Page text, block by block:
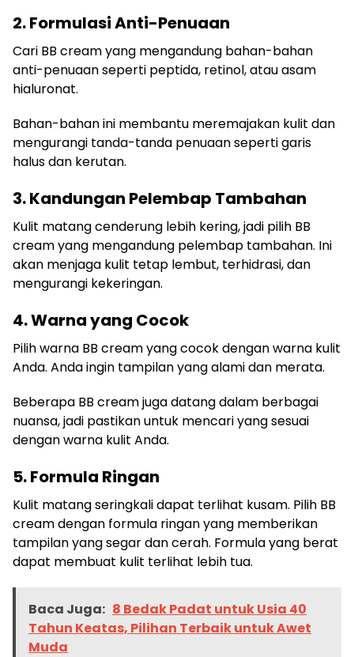
2. Formulasi Anti-Penuaan
Cari BB cream yang mengandung bahan-bahan
anti-penuaan seperti peptida, retinol, atau asam
hialuronat.
Bahan-bahan ini membantu meremajakan kulit dan
mengurangi tanda-tanda penuaan seperti garis
halus dan kerutan.
3. Kandungan Pelembap Tambahan
Kulit matang cenderung lebih kering, jadi pilih BB
cream yang mengandung pelembap tambahan. Ini
akan menjaga kulit tetap lembut, terhidrasi, dan
mengurangi kekeringan.
4. Warna yang Cocok
Pilih warna BB cream yang cocok dengan warna kulit
Anda. Anda ingin tampilan yang alami dan merata.
Beberapa BB cream juga datang dalam berbagai
nuansa, jadi pastikan untuk mencari yang sesuai
dengan warna kulit Anda.
5. Formula Ringan
Kulit matang seringkali dapat terlihat kusam. Pilih BB
cream dengan formula ringan yang memberikan
tampilan yang segar dan cerah. Formula yang berat
dapat membuat kulit terlihat lebih tua.
Baca Juga: 8 Bedak Padat untuk Usia 40
Tahun Keatas, Pilihan Terbaik untuk Awet
Muda